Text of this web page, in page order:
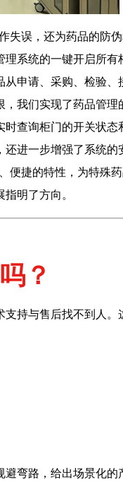
误，还为药品的防
系统的一键开启所有
申请、采购、检验
我们实现了药品管理
查询柜门的开关状
进一步增强了系统的
便捷的特性，为特殊
明了方向。
？
支持与售后找不到人
弯路，给出场景化的